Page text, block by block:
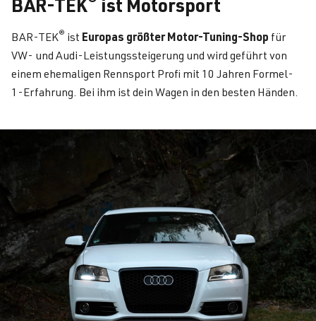
BAR-TEK ist Motorsport
BAR-TEK® ist Europas größter Motor-Tuning-Shop für
VW- und Audi-Leistungssteigerung und wird geführt von
einem ehemaligen Rennsport Profi mit 10 Jahren Formel-
1-Erfahrung. Bei ihm ist dein Wagen in den besten Händen.